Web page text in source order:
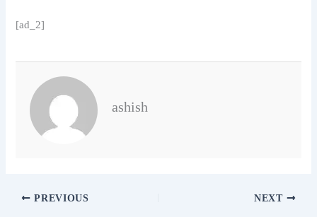
[ad_2]
ashish
PREVIOUS NEXT